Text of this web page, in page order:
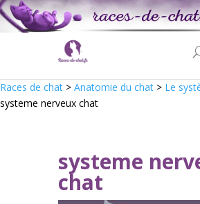
Races de chat > Anatomie du chat > Le
systeme nerveux chat
systeme
chat